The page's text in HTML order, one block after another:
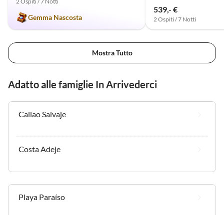
Gemma Nascosta
539,- €
2 Ospiti / 7 Notti
Mostra Tutto
Adatto alle famiglie In Arrivederci
Callao Salvaje
Costa Adeje
Playa Paraíso